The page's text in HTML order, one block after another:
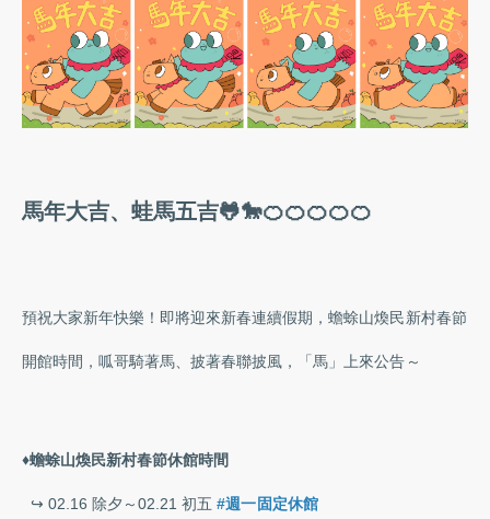
馬年大吉、蛙馬五吉🐸🐎🍊🍊🍊🍊🍊
預祝大家新年快樂！即將迎來新春連續假期，蟾蜍山煥民新村春節
開館時間，呱哥騎著馬、披著春聯披風，「馬」上來公告～
♦️蟾蜍山煥民新村春節休館時間
​ ↪︎ 02.16 除夕～02.21 初五 #週一固定休館